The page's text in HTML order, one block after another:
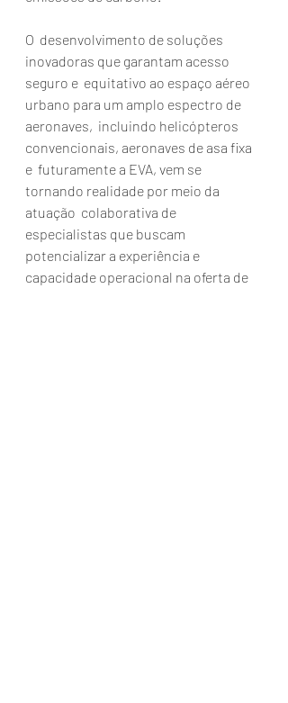
O  desenvolvimento de soluções
inovadoras que garantam acesso
seguro e  equitativo ao espaço aéreo
urbano para um amplo espectro de
aeronaves,  incluindo helicópteros
convencionais, aeronaves de asa fixa
e  futuramente a EVA, vem se
tornando realidade por meio da
atuação  colaborativa de
especialistas que buscam
potencializar a experiência e
capacidade operacional na oferta de